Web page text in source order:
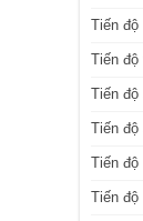
Tiến độ
Tiến độ
Tiến độ
Tiến độ
Tiến độ
Tiến độ